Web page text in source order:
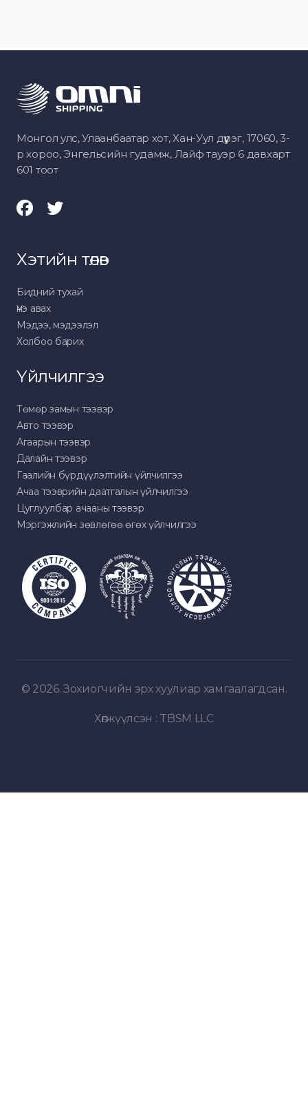
Монгол улс, Улаанбаатар хот, Хан-Уул дүүрэг, 17060, 3-
р хороо, Энгельсийн гудамж, Лайф тауэр 6 давхарт
601 тоот
Хэтийн төлөв
Бидний тухай
Үнэ авах
Мэдээ, мэдээлэл
Холбоо барих
Үйлчилгээ
Төмөр замын тээвэр
Авто тээвэр
Агаарын тээвэр
Далайн тээвэр
Гаалийн бүрдүүлэлтийн үйлчилгээ
Ачаа тээврийн даатгалын үйлчилгээ
Цуглуулбар ачааны тээвэр
Мэргэжлийн зөвлөгөө өгөх үйлчилгээ
© 2026. Зохиогчийн эрх хуулиар хамгаалагдсан.
Хөгжүүлсэн : TBSM LLC